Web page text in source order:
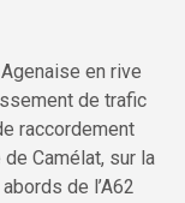
en rive
de trafic
raccordement
Camélat, sur la
de l’A62